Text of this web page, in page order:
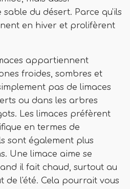
du désert. Parce qu'ils
en hiver et prolifèrent
appartiennent
froides, sombres et
pas de limaces
ou dans les arbres
Les limaces préfèrent
en termes de
sont également plus
Une limace aime se
il fait chaud, surtout au
de l'été. Cela pourrait vous